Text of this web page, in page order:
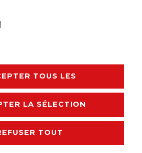
L'UE
TOUS LES
LA SÉLECTION
TOUT